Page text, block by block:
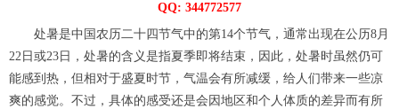
QQ: 344772577
处暑是中国农历二十四节气中的第14个节气，通常出现在公历8月
22日或23日，处暑的含义是指夏季即将结束，因此，处暑时虽然仍可
能感到热，但相对于盛夏时节，气温会有所减缓，给人们带来一些凉
爽的感觉。不过，具体的感受还是会因地区和个人体质的差异而有所